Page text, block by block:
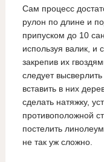
Сам процесс
рулон по длине и
припуском до 10
используя валик, и
закрепив их
следует
вставить в них
сделать натяжку,
противоположной
постелить
не так уж сложно.